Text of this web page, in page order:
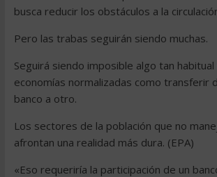
busca reducir los obstáculos a la
Pero las trabas seguirán siendo muchas.
Seguirá siendo imposible algo tan
economías normalizadas como transferir
banco a otro.
Los sectores de la población que no
afrontan una realidad más dura. (EPA)
«Eso requeriría la participación de un